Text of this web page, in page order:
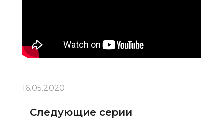
16.05.2020
Следующие серии